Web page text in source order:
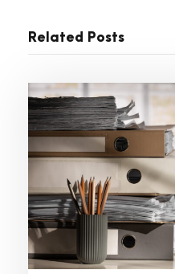
Related Posts